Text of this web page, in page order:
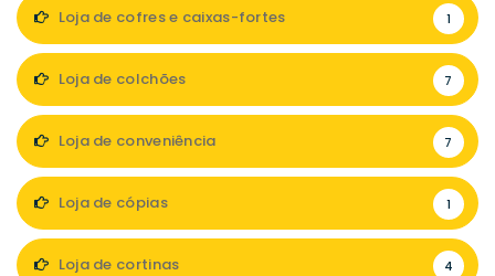
Loja de cofres e caixas-fortes 1
Loja de colchões 7
Loja de conveniência 7
Loja de cópias 1
Loja de cortinas 4